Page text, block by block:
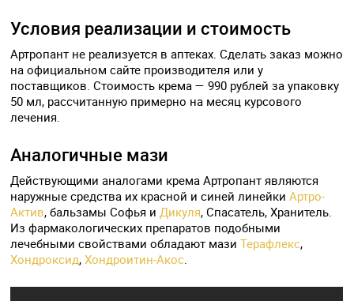
Условия реализации и стоимость
Артропант не реализуется в аптеках. Сделать заказ можно
на официальном сайте производителя или у
поставщиков. Стоимость крема — 990 рублей за упаковку
50 мл, рассчитанную примерно на месяц курсового
лечения.
Аналогичные мази
Действующими аналогами крема Артропант являются
наружные средства их красной и синей линейкиАртро-
Актив, бальзамы Софья иДикуля, Спасатель, Хранитель.
Из фармакологических препаратов подобными
лечебными свойствами обладают мазиТерафлекс,
Хондроксид,Хондроитин-Акос.